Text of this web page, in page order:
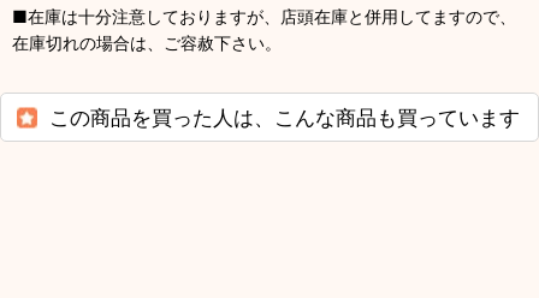
■在庫は十分注意しておりますが、店頭在庫と併用してますので、
在庫切れの場合は、ご容赦下さい。
この商品を買った人は、こんな商品も買っています